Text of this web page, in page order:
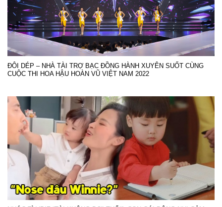
ĐÔI DÉP – NHÀ TÀI TRỢ BẠC ĐỒNG HÀNH XUYÊN SUỐT CÙNG
CUỘC THI HOA HẬU HOÀN VŨ VIỆT NAM 2022